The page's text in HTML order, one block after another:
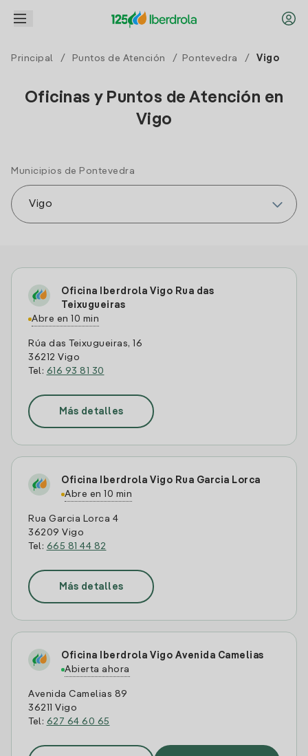
Principal / Puntos de Atención / Pontevedra / Vigo
Oficinas y Puntos de Atención en
Vigo
Municipios de Pontevedra
Oficina Iberdrola Vigo Rua das
Teixugueiras
Abre en 10 min
Rúa das Teixugueiras, 16
36212 Vigo
Tel: 616 93 81 30
Más detalles
Oficina Iberdrola Vigo Rua Garcia Lorca
Abre en 10 min
Rua Garcia Lorca 4
36209 Vigo
Tel: 665 81 44 82
Más detalles
Oficina Iberdrola Vigo Avenida Camelias
Abierta ahora
Avenida Camelias 89
36211 Vigo
Tel: 627 64 60 65